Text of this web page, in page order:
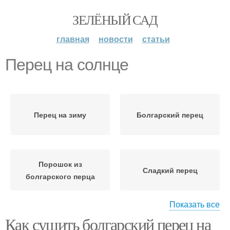
ЗЕЛЁНЫЙ САД
главная новости статьи
Перец на солнце
Перец на зиму Болгарский перец
Порошок из
болгарского перца
Сладкий перец
Перец в домашних
Сушёный перец
Показать все
Как сушить болгарский перец на